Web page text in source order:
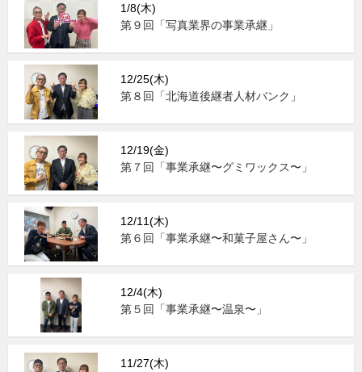
1/8(木)
第９回「写真業界の事業承継」
12/25(木)
第８回「北海道後継者人材バンク」
12/19(金)
第７回「事業承継〜グミワックス〜」
12/11(木)
第６回「事業承継〜和菓子屋さん〜」
12/4(木)
第５回「事業承継〜温泉〜」
11/27(木)